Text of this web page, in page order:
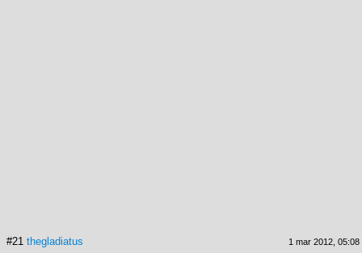
#21 thegladiatus 1 mar 2012, 05:08